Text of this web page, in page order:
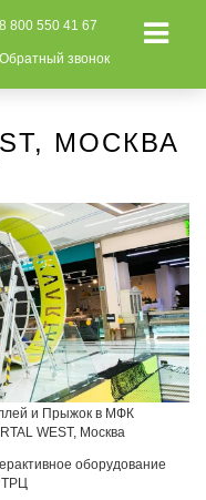
8 800 550 41 67
Обратный звонок
МОСКВА
и Прыжок в МФК
WEST, Москва
оборудование
ТРЦ